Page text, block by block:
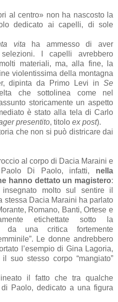
al centro» non ha nascosto la
dedicato ai capelli, di sole
vita ha ammesso di aver
I capelli avrebbero
materiali, ma, alla fine, la
violentissima della montagna
dipinta da Primo Levi in Se
che sottolinea come nel
storicamente un aspetto
è stato alla tela di Carlo
presentito, titolo ex post).
che non si può districare dai
al corpo di Dacia Maraini e
Di Paolo, infatti, nella
hanno dettato un magistero:
molto sul sentire il
stessa Dacia Maraini ha parlato
Romano, Banti, Ortese e
etichettate sotto la
da una critica fortemente
Le donne andrebbero
l’esempio di Gina Lagoria,
suo stesso corpo “mangiato”
il fatto che tra qualche
Paolo, dedicato a una figura